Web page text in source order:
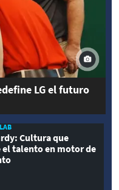
LG el futuro
Cultura que
el talento en motor de